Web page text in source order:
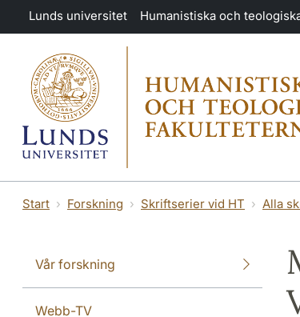
Hoppa till huvudinnehåll
Lunds universitet Humanistiska och
Start Forskning Skriftserier vid HT Alla
Vår forskning
Webb-TV